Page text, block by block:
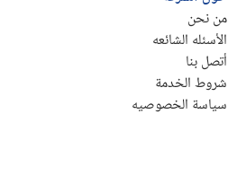
من نحن
الأسئله الشائعه
أتصل بنا
شروط الخدمة
سياسة الخصوصيه